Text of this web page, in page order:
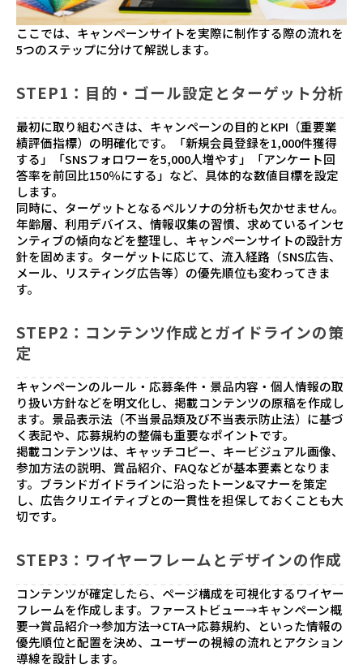
ここでは、キャンペーンサイトを実際に制作する際の流れを
5つのステップに分けて解説します。
STEP1：目的・ゴール設定とターゲット分析
最初に取り組むべきは、キャンペーンの目的とKPI（重要業
績評価指標）の明確化です。「新規会員登録を1,000件獲得
する」「SNSフォロワーを5,000人増やす」「アンケート回
答率を前回比150％にする」など、具体的な数値目標を設定
します。
同時に、ターゲットとなるペルソナの分析も欠かせません。
年齢層、利用デバイス、情報収集の習慣、求めているインセ
ンティブの傾向などを整理し、キャンペーンサイトの設計方
針を固めます。ターゲットに応じて、流入経路（SNS広告、
メール、リスティング広告等）の優先順位も変わってきま
す。
STEP2：コンテンツ作成とガイドラインの策
定
キャンペーンのルール・応募条件・景品内容・個人情報の取
り扱い方針などを明文化し、掲載コンテンツの原稿を作成し
ます。景品表示法（不当景品類及び不当表示防止法）に基づ
く表記や、応募規約の整備も重要なポイントです。
掲載コンテンツは、キャッチコピー、キービジュアル画像、
参加方法の説明、賞品紹介、FAQなどが基本要素となりま
す。ブランドガイドラインに沿ったトーン&マナーを策定
し、広告クリエイティブとの一貫性を担保しておくことも大
切です。
STEP3：ワイヤーフレームとデザインの作成
コンテンツが確定したら、ページ構成を可視化するワイヤー
フレームを作成します。ファーストビュー→キャンペーン概
要→賞品紹介→参加方法→CTA→応募規約、といった情報の
優先順位と配置を決め、ユーザーの視線の流れとアクション
導線を設計します。